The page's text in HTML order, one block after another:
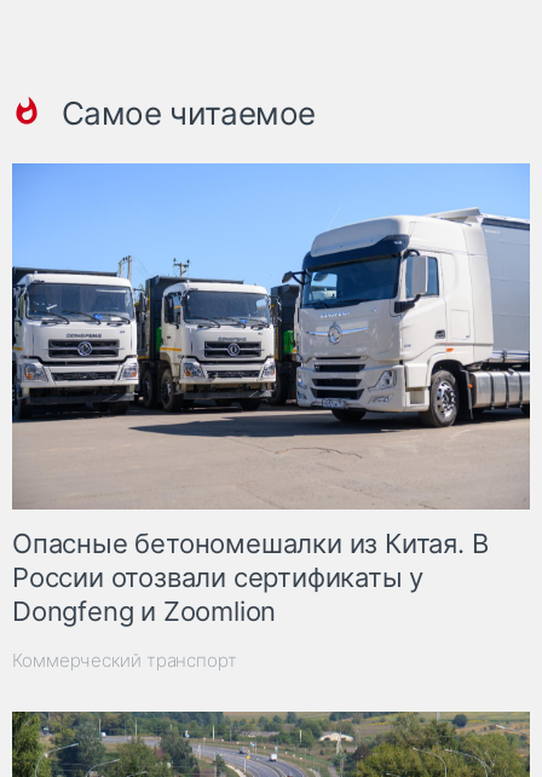
Самое читаемое
Опасные бетономешалки из Китая. В
России отозвали сертификаты у
Dongfeng и Zoomlion
Коммерческий транспорт